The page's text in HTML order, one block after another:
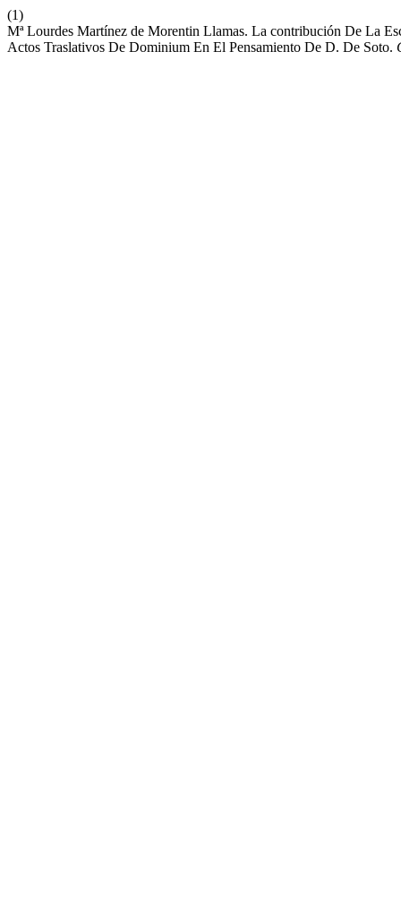
(1)
Mª Lourdes Martínez de Morentin Llamas. La contribución De La
Actos Traslativos De Dominium En El Pensamiento De D. De Soto.